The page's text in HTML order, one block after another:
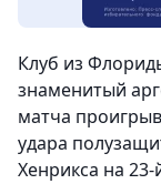
Клуб из
знаменитый
матча
удара
Хенрикса на